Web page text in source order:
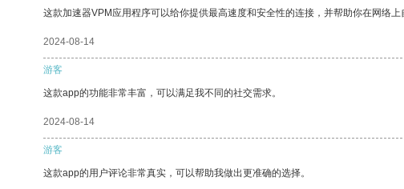
这款加速器VPM应用程序可以给你提供最高速度和安全性的连接，并帮助你在网络上
2024-08-14
游客
这款app的功能非常丰富，可以满足我不同的社交需求。
2024-08-14
游客
这款app的用户评论非常真实，可以帮助我做出更准确的选择。